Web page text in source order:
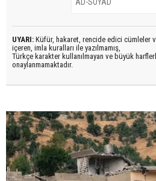
UYARI: Küfür, hakaret, rencide edici cümleler
içeren, imla kuralları ile yazılmamış,
Türkçe karakter kullanılmayan ve büyük
onaylanmamaktadır.